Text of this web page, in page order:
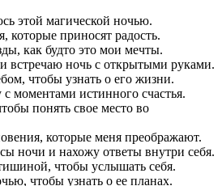
этой магической ночью.
которые приносят радость.
как будто это мои мечты.
встречаю ночь с открытыми руками.
чтобы узнать о его жизни.
моментами истинного счастья.
понять свое место во
которые меня преображают.
ночи и нахожу ответы внутри себя.
чтобы услышать себя.
чтобы узнать о ее планах.